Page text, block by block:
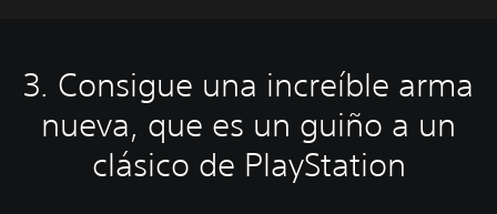
3. Consigue una increíble arma
nueva, que es un guiño a un
clásico de PlayStation